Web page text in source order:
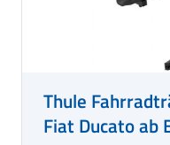
Thule
Fiat Ducato ab